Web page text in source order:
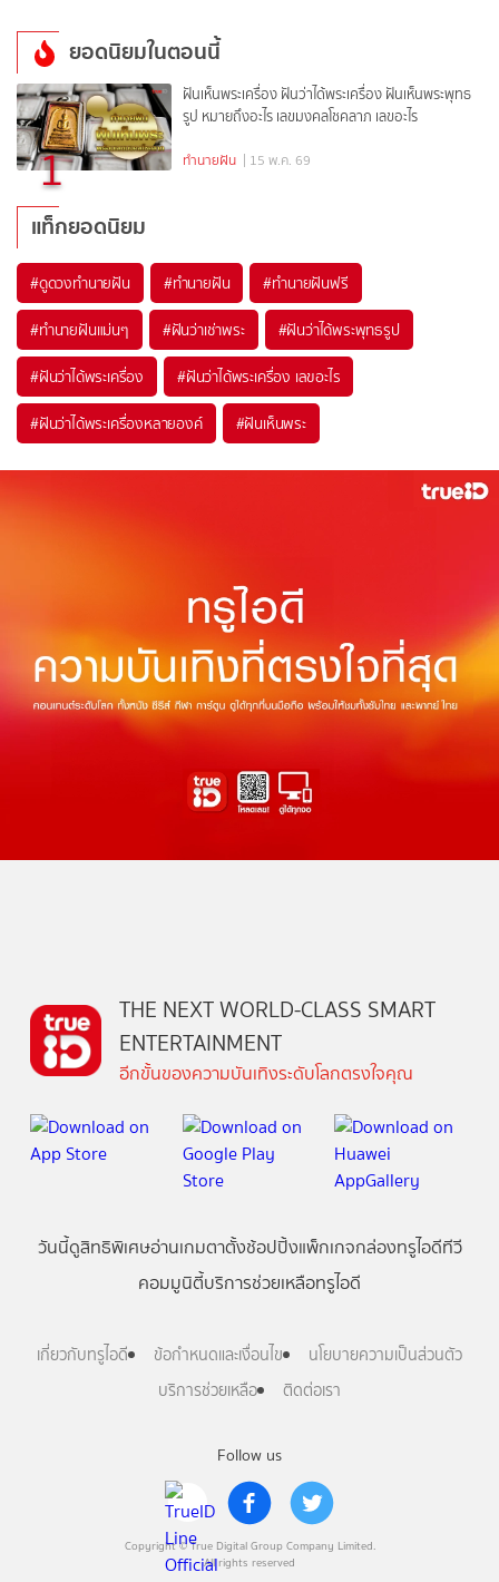
ยอดนิยมในตอนนี้
1
ฝันเห็นพระเครื่อง ฝันว่าได้พระเครื่อง ฝันเห็นพระพุทธ
รูป หมายถึงอะไร เลขมงคลโชคลาภ เลขอะไร
ทำนายฝัน | 15 พ.ค. 69
แท็กยอดนิยม
#ดูดวงทำนายฝัน #ทำนายฝัน #ทำนายฝันฟรี
#ทำนายฝันแม่นๆ #ฝันว่าเช่าพระ #ฝันว่าได้พระพุทธรูป
#ฝันว่าได้พระเครื่อง #ฝันว่าได้พระเครื่อง เลขอะไร
#ฝันว่าได้พระเครื่องหลายองค์ #ฝันเห็นพระ
Follow us
Copyright © True Digital Group Company Limited.
All rights reserved
THE NEXT WORLD-CLASS SMART
ENTERTAINMENT
อีกขั้นของความบันเทิงระดับโลกตรงใจคุณ
วันนี้ดูสิทธิพิเศษอ่านเกมตาตั้งช้อปปิ้งแพ็กเกจกล่องทรูไอดีทีวี
คอมมูนิตี้บริการช่วยเหลือทรูไอดี
เกี่ยวกับทรูไอดี ข้อกำหนดและเงื่อนไข
นโยบายความเป็นส่วนตัว
บริการช่วยเหลือ
ติดต่อเรา